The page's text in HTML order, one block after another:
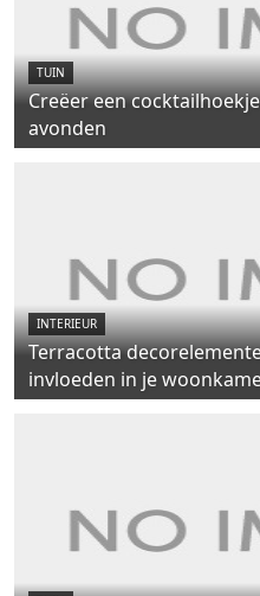
TUIN
Creëer een
avonden
INTERIEUR
Terracotta
invloeden in je